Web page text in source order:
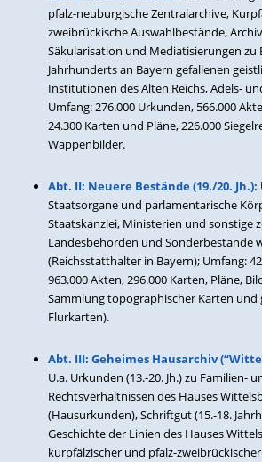
pfalz-neuburgische Zentralarchive,
zweibrückische Auswahlbestände,
Säkularisation und Mediatisierungen zu
Jahrhunderts an Bayern gefallenen
Institutionen des Alten Reichs, Adels-
Umfang: 276.000 Urkunden, 566.000
24.300 Karten und Pläne, 226.000
Wappenbilder.
Abt. II: Neuere Bestände (19./20. Jh.):
Staatsorgane und parlamentarische
Staatskanzlei, Ministerien und sonstige
Landesbehörden und Sonderbestände
(Reichsstatthalter in Bayern); Umfang:
963.000 Akten, 296.000 Karten, Pläne,
Sammlung topographischer Karten und
Flurkarten).
Abt. III: Geheimes Hausarchiv
U.a. Urkunden (13.-20. Jh.) zu Familien-
Rechtsverhältnissen des Hauses
(Hausurkunden), Schriftgut (15.-18.
Geschichte der Linien des Hauses
kurpfälzischer und pfalz-